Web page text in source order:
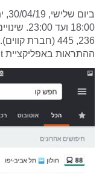
236, 445 (חברת
ההתראות באפליקציית Moovit: